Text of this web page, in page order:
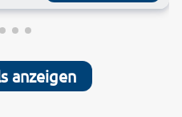
anzeigen